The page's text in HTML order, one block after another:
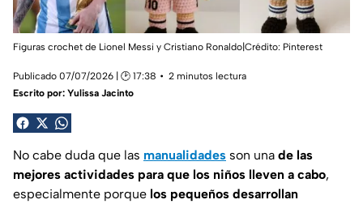
Figuras crochet de Lionel Messi y Cristiano Ronaldo|Crédito: Pinterest
Publicado 07/07/2026 | 🕑 17:38
2 minutos lectura
Escrito por: Yulissa Jacinto
No cabe duda que las manualidades son una de las
mejores actividades para que los niños lleven a cabo,
especialmente porque los pequeños desarrollan